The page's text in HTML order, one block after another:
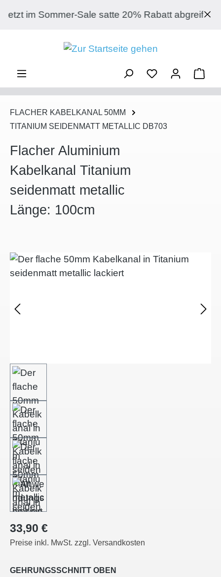
Zum Hauptinhalt springen
Sommer-Sale satte 20% Rabatt abgreifen auf
FLACHER KABELKANAL 50MM
TITANIUM SEIDENMATT METALLIC DB703
Flacher Aluminium
Kabelkanal Titanium
seidenmatt metallic
Länge: 100cm
Bildergalerie überspringen
Regulärer Preis:
33,90 €
Preise inkl. MwSt. zzgl. Versandkosten
GEHRUNGSSCHNITT OBEN